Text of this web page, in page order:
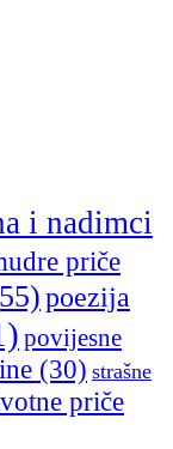
i nadimci
priče
poezija
povijesne
(30) strašne
priče